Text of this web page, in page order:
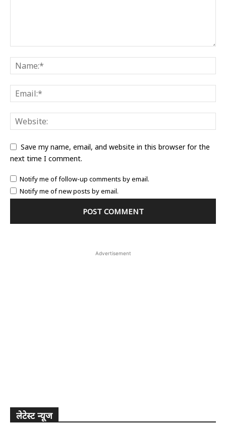
Save my name, email, and website in this browser for the
next time I comment.
Notify me of follow-up comments by email.
Notify me of new posts by email.
Advertisement
लेटेस्ट न्यूज